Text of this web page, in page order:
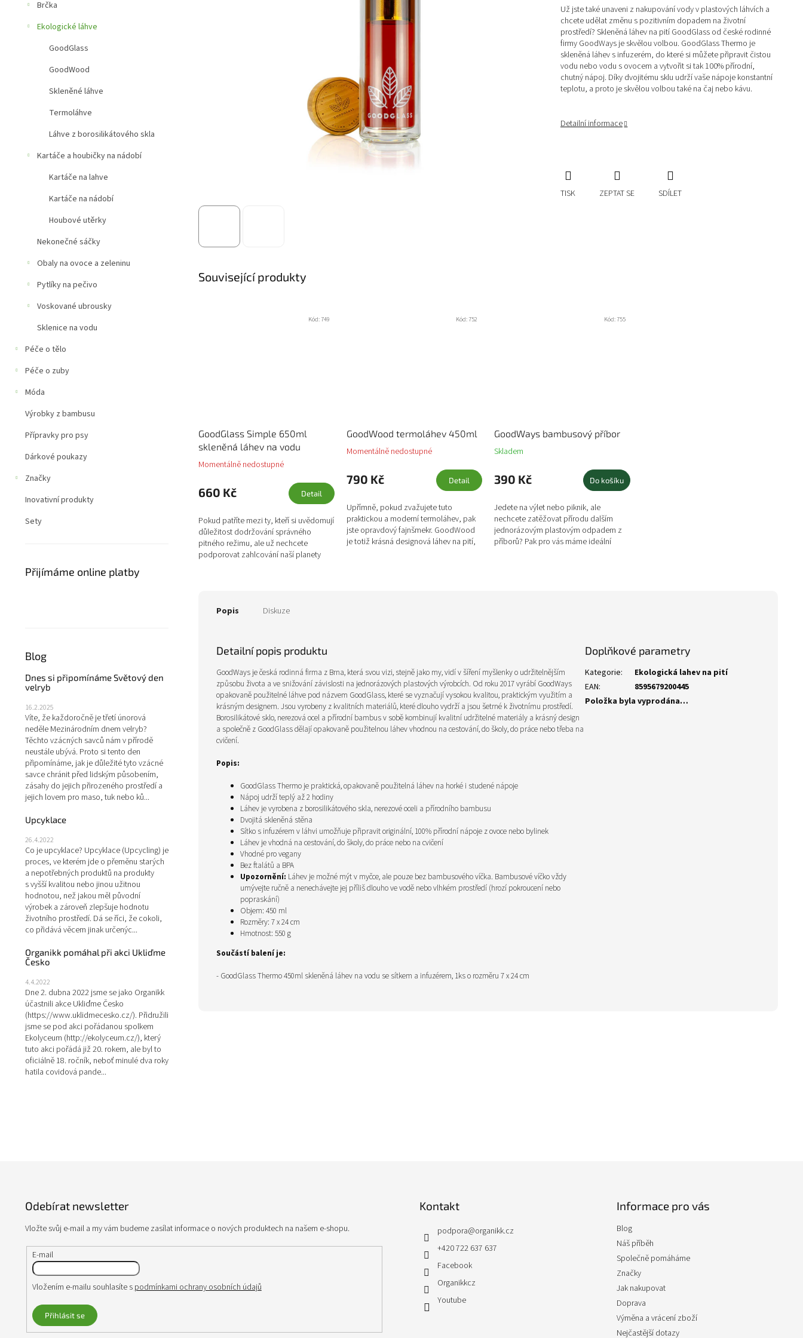
e
Brčka
Ekologické láhve
GoodGlass
GoodWood
Skleněné láhve
Termoláhve
Láhve z borosilikátového skla
Kartáče a houbičky na nádobí
Kartáče na lahve
Kartáče na nádobí
Houbové utěrky
Nekonečné sáčky
Obaly na ovoce a zeleninu
Pytlíky na pečivo
Voskované ubrousky
Sklenice na vodu
Péče o tělo
Péče o zuby
Móda
Výrobky z bambusu
Přípravky pro psy
Dárkové poukazy
Značky
Inovativní produkty
Sety
Přijímáme online platby
Blog
Dnes si připomínáme Světový den
velryb
16.2.2025
Víte, že každoročně je třetí únorová
neděle Mezinárodním dnem velryb?
Těchto vzácných savců nám v přírodě
neustále ubývá. Proto si tento den
připomínáme, jak je důležité tyto vzácné
savce chránit před lidským působením,
zásahy do jejich přirozeného prostředí a
jejich lovem pro maso, tuk nebo ků...
Upcyklace
26.4.2022
Co je upcyklace? Upcyklace (Upcycling) je
proces, ve kterém jde o přeměnu starých
a nepotřebných produktů na produkty
s vyšší kvalitou nebo jinou užitnou
hodnotou, než jakou měl původní
výrobek a zároveň zlepšuje hodnotu
životního prostředí. Dá se říci, že cokoli,
co přidává věcem jinak určenýc...
Organikk pomáhal při akci Ukliďme
Česko
4.4.2022
Dne 2. dubna 2022 jsme se jako Organikk
účastnili akce Ukliďme Česko
(https://www.uklidmecesko.cz/). Přidružili
jsme se pod akci pořádanou spolkem
Ekolyceum (http://ekolyceum.cz/), který
tuto akci pořádá již 20. rokem, ale byl to
oficiálně 18. ročník, neboť minulé dva roky
hatila covidová pande...
Už jste také unaveni z nakupování vody v plastových láhvích a
chcete udělat změnu s pozitivním dopadem na životní
prostředí? Skleněná láhev na pití GoodGlass od české rodinné
firmy GoodWays je skvělou volbou. GoodGlass Thermo je
skleněná láhev s infuzerém, do které si můžete připravit čistou
vodu nebo vodu s ovocem a vytvořit si tak 100% přírodní,
chutný nápoj. Díky dvojitému sklu udrží vaše nápoje konstantní
teplotu, a proto je skvělou volbou také na čaj nebo kávu.
Detailní informace
TISK ZEPTAT SE SDÍLET
Související produkty
GoodGlass Simple 650ml
skleněná láhev na vodu
Momentálně nedostupné
660 Kč Detail
Pokud patříte mezi ty, kteří si uvědomují
důležitost dodržování správného
pitného režimu, ale už nechcete
podporovat zahlcování naší planety
Kód: 749
GoodWood termoláhev 450ml
Momentálně nedostupné
790 Kč Detail
Upřímně, pokud zvažujete tuto
praktickou a moderní termoláhev, pak
jste opravdový fajnšmekr. GoodWood
je totiž krásná designová láhev na pití,
Kód: 752
GoodWays bambusový příbor
Skladem
390 Kč Do košíku
Jedete na výlet nebo piknik, ale
nechcete zatěžovat přírodu dalším
jednorázovým plastovým odpadem z
příborů? Pak pro vás máme ideální
Kód: 755
Popis Diskuze
Detailní popis produktu
GoodWays je česká rodinná firma z Brna, která svou vizi, stejně jako my, vidí v šíření myšlenky o udržitelnějším
způsobu života a ve snižování závislosti na jednorázových plastových výrobcích. Od roku 2017 vyrábí GoodWays
opakovaně použitelné láhve pod názvem GoodGlass, které se vyznačují vysokou kvalitou, praktickým využitím a
krásným designem. Jsou vyrobeny z kvalitních materiálů, které dlouho vydrží a jsou šetrné k životnímu prostředí.
Borosilikátové sklo, nerezová ocel a přírodní bambus v sobě kombinují kvalitní udržitelné materiály a krásný design
a společně z GoodGlass dělají opakovaně použitelnou láhev vhodnou na cestování, do školy, do práce nebo třeba na
cvičení.
Popis:
GoodGlass Thermo je praktická, opakovaně použitelná láhev na horké i studené nápoje
Nápoj udrží teplý až 2 hodiny
Láhev je vyrobena z borosilikátového skla, nerezové oceli a přírodního bambusu
Dvojitá skleněná stěna
Sítko s infuzérem v láhvi umožňuje připravit originální, 100% přírodní nápoje z ovoce nebo bylinek
Láhev je vhodná na cestování, do školy, do práce nebo na cvičení
Vhodné pro vegany
Bez ftalátů a BPA
Upozornění: Láhev je možné mýt v myčce, ale pouze bez bambusového víčka. Bambusové víčko vždy
umývejte ručně a nenechávejte jej příliš dlouho ve vodě nebo vlhkém prostředí (hrozí pokroucení nebo
popraskání)
Objem: 450 ml
Rozměry: 7 x 24 cm
Hmotnost: 550 g
Součástí balení je:
- GoodGlass Thermo 450ml skleněná láhev na vodu se sítkem a infuzérem, 1ks o rozměru 7 x 24 cm
Doplňkové parametry
Kategorie:
Ekologická lahev na pití
EAN:
8595679200445
Položka byla vyprodána…
Odebírat newsletter
Vložte svůj e-mail a my vám budeme zasílat informace o nových produktech na našem e-shopu.
E-mail
Vložením e-mailu souhlasíte s podmínkami ochrany osobních údajů
Přihlásit se
Kontakt
podpora@organikk.cz
+420 722 637 637
Facebook
Organikkcz
Youtube
Informace pro vás
Blog
Náš příběh
Společně pomáháme
Značky
Jak nakupovat
Doprava
Výměna a vrácení zboží
Nejčastější dotazy